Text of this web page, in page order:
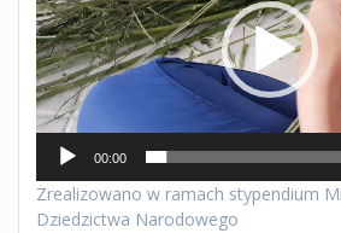
00:00
Zrealizowano w ramach stypendium
Dziedzictwa Narodowego